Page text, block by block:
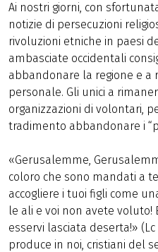
Ai nostri giorni, con
notizie di persecuzioni
rivoluzioni etniche in paesi
ambasciate occidentali
abbandonare la regione e a
personale. Gli unici a
organizzazioni di volontari,
tradimento abbandonare i
«Gerusalemme,
coloro che sono mandati a
accogliere i tuoi figli come
le ali e voi non avete voluto!
esservi lasciata deserta!»
produce in noi, cristiani del